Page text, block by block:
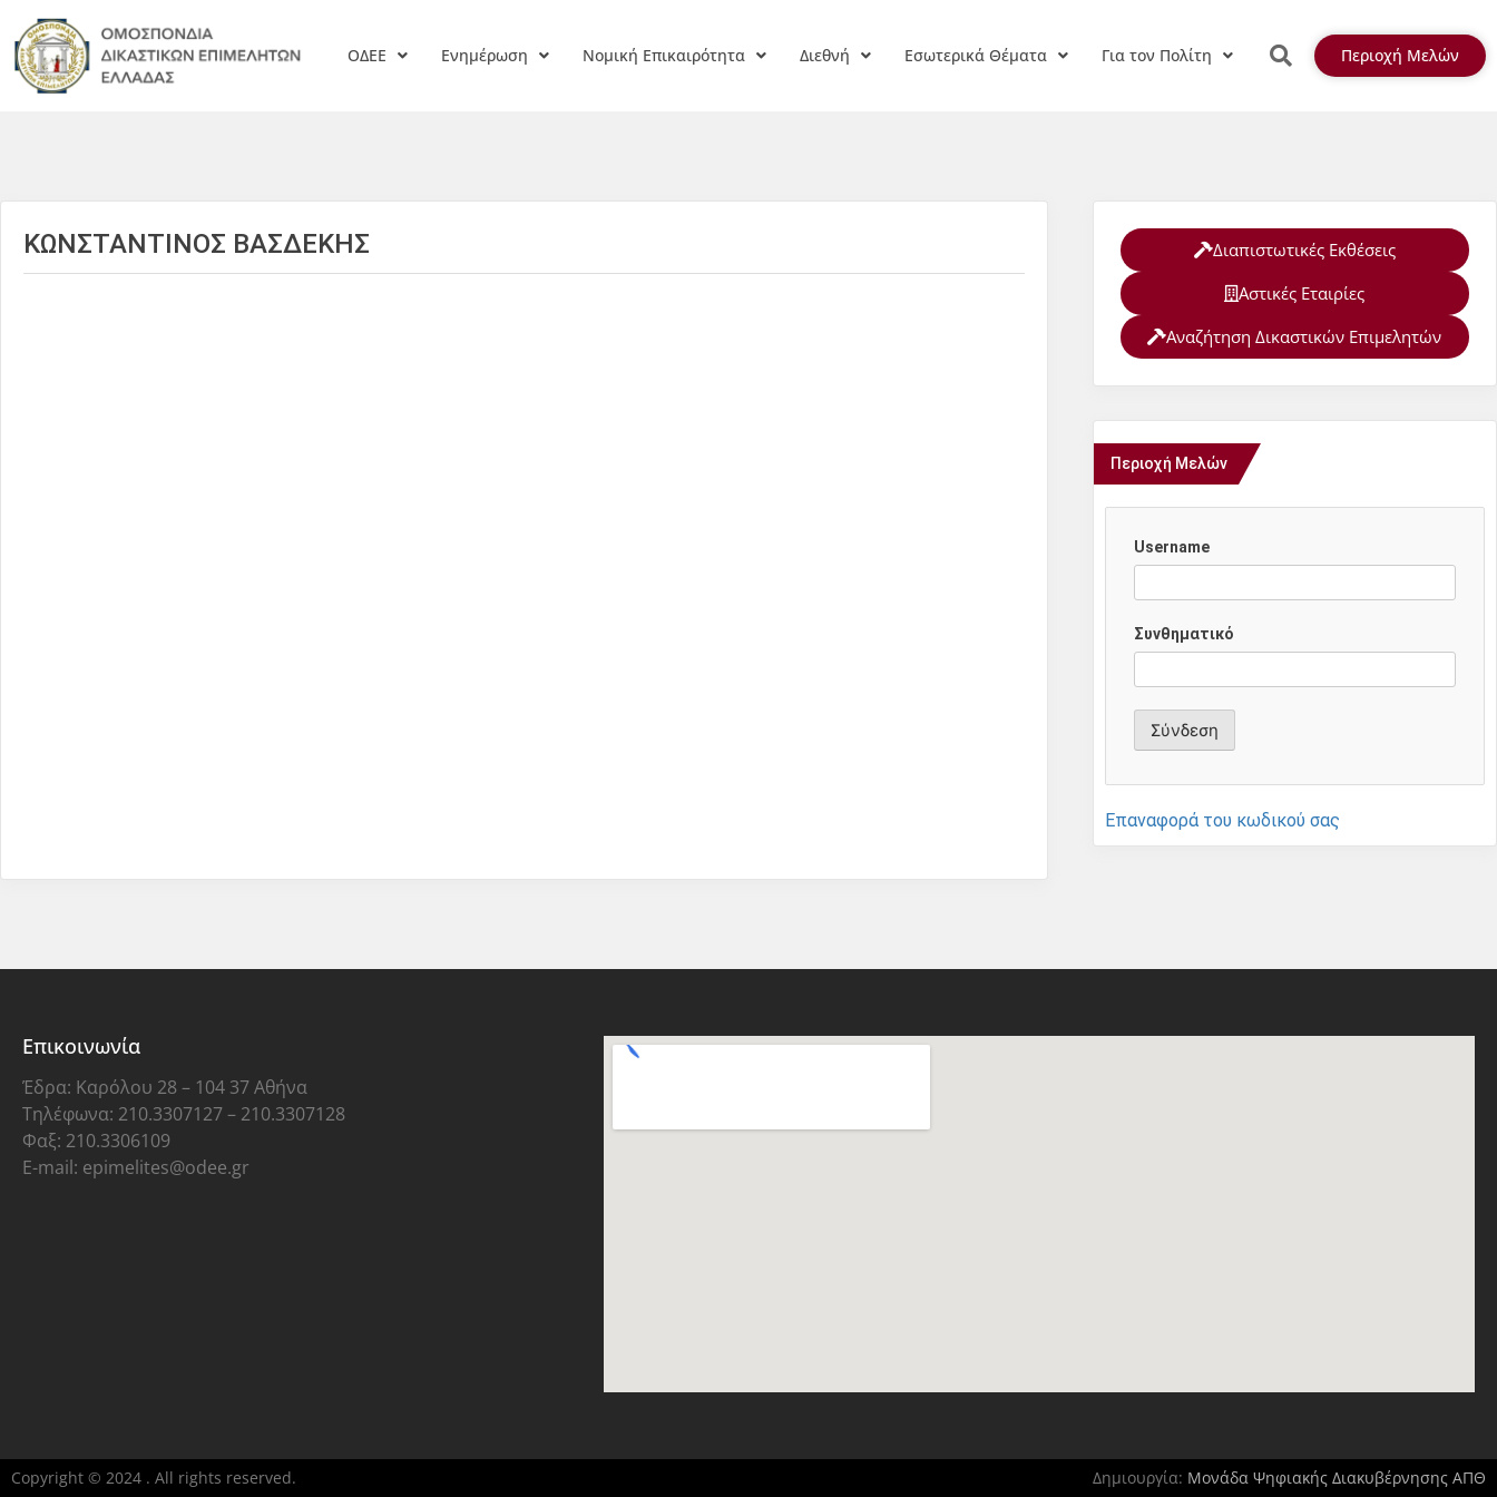
ΟΔΕΕ Ενημέρωση Νομική Επικαιρότητα Διεθνή Εσωτερικά Θέματα Για τον Πολίτη Περιοχή Μελών
ΚΩΝΣΤΑΝΤΙΝΟΣ ΒΑΣΔΕΚΗΣ
Διαπιστωτικές Εκθέσεις
Αστικές Εταιρίες
Αναζήτηση Δικαστικών Επιμελητών
Περιοχή Μελών
Username
Συνθηματικό
Επαναφορά του κωδικού σας
Επικοινωνία
Έδρα: Καρόλου 28 – 104 37 Αθήνα
Τηλέφωνα: 210.3307127 – 210.3307128
Φαξ: 210.3306109
E-mail: epimelites@odee.gr
Copyright © 2024 . All rights reserved. Δημιουργία: Μονάδα Ψηφιακής Διακυβέρνησης ΑΠΘ